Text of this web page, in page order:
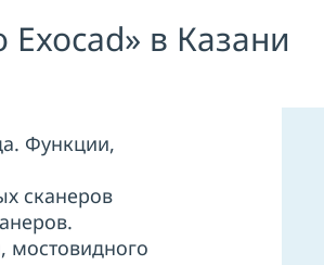
в Казани
Функции,
сканеров
мостовидного